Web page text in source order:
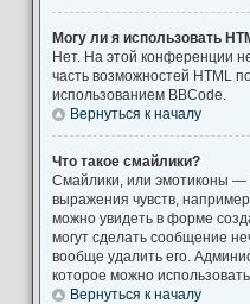
Могу ли я использовать
Нет. На этой конференции
часть возможностей HTML
использованием BBCode.
Вернуться к началу
Что такое смайлики?
Смайлики, или эмотиконы —
выражения чувств,
можно увидеть в форме
могут сделать сообщение
вообще удалить его.
которое можно
Вернуться к началу